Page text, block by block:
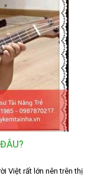
Việt rất lớn nên trên thị